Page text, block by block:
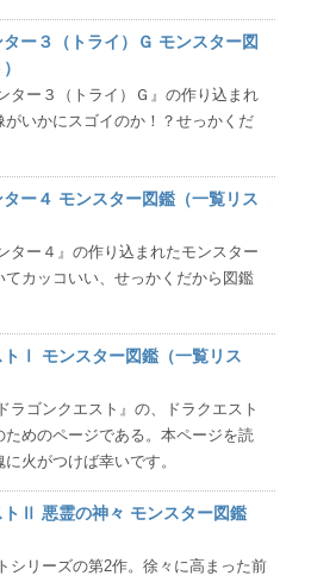
ー３（トライ）Ｇ モンスター図
ター３（トライ）Ｇ』の作り込まれ
いかにスゴイのか！？せっかくだ
ー４ モンスター図鑑（一覧リス
ター４』の作り込まれたモンスター
カッコいい、せっかくだから図鑑
トⅠ モンスター図鑑（一覧リス
ラゴンクエスト』の、ドラクエスト
めのページである。本ページを読
火がつけば幸いです。
トⅡ 悪霊の神々 モンスター図鑑
シリーズの第2作。徐々に高まった前